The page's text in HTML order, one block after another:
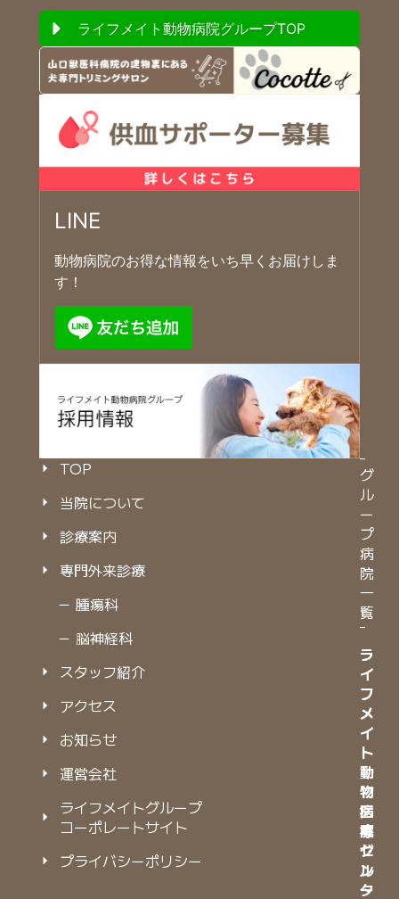
ライフメイト動物病院グループTOP
LINE
動物病院のお得な情報をいち早くお届けしま
す！
TOP
当院について
診療案内
専門外来診療
－ 腫瘍科
－ 脳神経科
スタッフ紹介
アクセス
お知らせ
運営会社
ライフメイトグループ
コーポレートサイト
プライバシーポリシー
グ
ル
ー
プ
病
院
一
覧
ラ
イ
フ
メ
イ
ト
動
物
病
院
グ
ル
ー
ラ
イ
フ
メ
イ
ト
動
物
医
療
セ
ン
タ